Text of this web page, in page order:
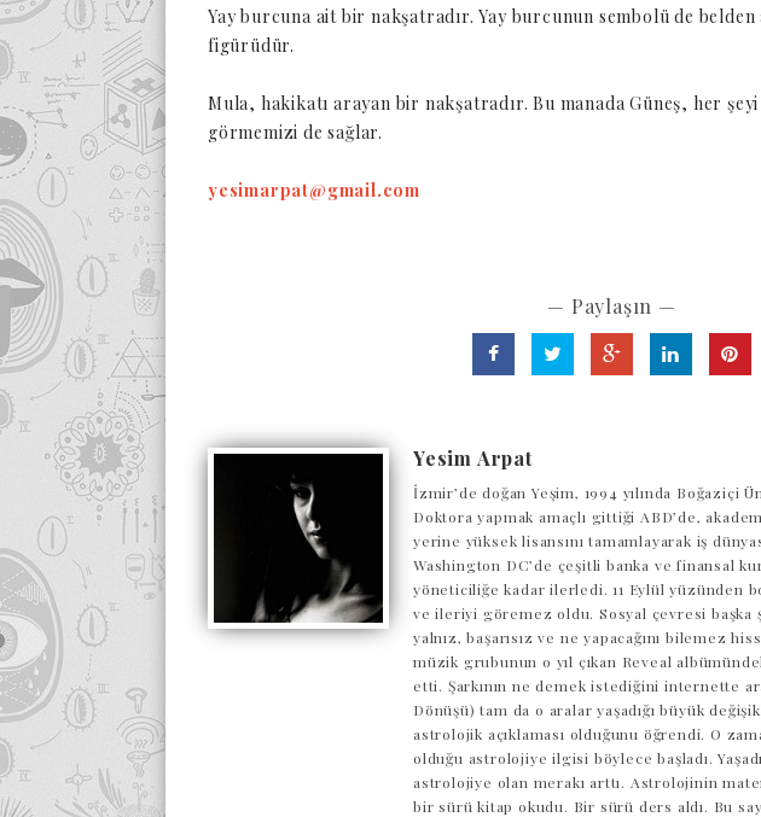
Yay burcuna ait bir nakşatradır. Yay burcunun sembolü de belden
figürüdür.
Mula, hakikatı arayan bir nakşatradır. Bu manada Güneş, her
görmemizi de sağlar.
yesimarpat@gmail.com
— Paylaşın —
Yesim Arpat
İzmir’de doğan Yeşim, 1994 yılında Boğaziçi
Doktora yapmak amaçlı gittiği ABD’de,
yerine yüksek lisansını tamamlayarak iş
Washington DC’de çeşitli banka ve finansal
yöneticiliğe kadar ilerledi. 11 Eylül yüzünden
ve ileriyi göremez oldu. Sosyal çevresi başka
yalnız, başarısız ve ne yapacağını bilemez
müzik grubunun o yıl çıkan Reveal
etti. Şarkının ne demek istediğini internette
Dönüşü) tam da o aralar yaşadığı büyük
astrolojik açıklaması olduğunu öğrendi. O
olduğu astrolojiye ilgisi böylece başladı.
astrolojiye olan merakı arttı. Astrolojinin
bir sürü kitap okudu. Bir sürü ders aldı. Bu